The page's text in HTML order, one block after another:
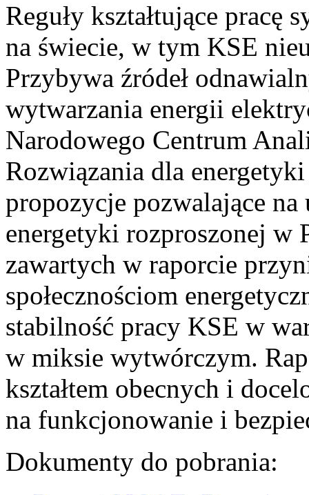
Reguły kształtujące pracę
na świecie, w tym KSE
Przybywa źródeł
wytwarzania energii
Narodowego Centrum
Rozwiązania dla
propozycje pozwalające
energetyki rozproszonej w
zawartych w raporcie
społecznościom
stabilność pracy KSE w
w miksie wytwórczym.
kształtem obecnych i
na funkcjonowanie i
Dokumenty do pobrania: